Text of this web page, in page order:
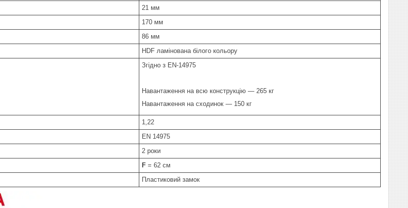
21 мм
170 мм
86 мм
HDF ламінована білого кольору
Згідно з EN-14975
Навантаження на всю конструкцію — 265 кг
Навантаження на сходинок — 150 кг
1,22
EN 14975
2 роки
F = 62 см
Пластиковий замок